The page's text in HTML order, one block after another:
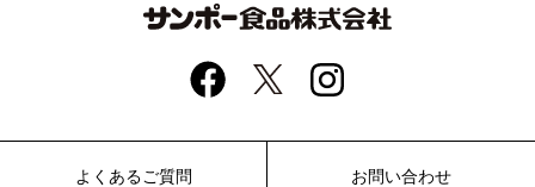
よくあるご質問 お問い合わせ